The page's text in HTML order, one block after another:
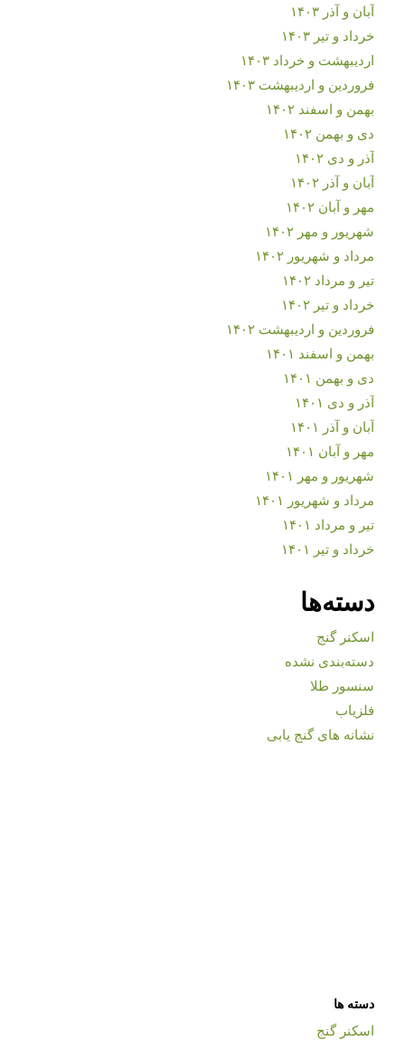
آبان و آذر ۱۴۰۳
خرداد و تیر ۱۴۰۳
اردیبهشت و خرداد ۱۴۰۳
فروردین و اردیبهشت ۱۴۰۳
بهمن و اسفند ۱۴۰۲
دی و بهمن ۱۴۰۲
آذر و دی ۱۴۰۲
آبان و آذر ۱۴۰۲
مهر و آبان ۱۴۰۲
شهریور و مهر ۱۴۰۲
مرداد و شهریور ۱۴۰۲
تیر و مرداد ۱۴۰۲
خرداد و تیر ۱۴۰۲
فروردین و اردیبهشت ۱۴۰۲
بهمن و اسفند ۱۴۰۱
دی و بهمن ۱۴۰۱
آذر و دی ۱۴۰۱
آبان و آذر ۱۴۰۱
مهر و آبان ۱۴۰۱
شهریور و مهر ۱۴۰۱
مرداد و شهریور ۱۴۰۱
تیر و مرداد ۱۴۰۱
خرداد و تیر ۱۴۰۱
دسته‌ها
اسکنر گنج
دسته‌بندی نشده
سنسور طلا
فلزیاب
نشانه های گنج یابی
دسته ها
اسکنر گنج